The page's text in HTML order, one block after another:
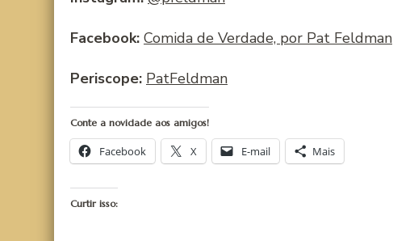
Facebook: Comida de Verdade, por Pat Feldman
Periscope: PatFeldman
Conte a novidade aos amigos!
Facebook X E-mail Mais
Curtir isso: